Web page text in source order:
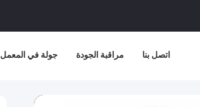
جولة في المعمل مراقبة الجودة اتصل بنا